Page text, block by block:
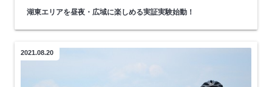
湖東エリアを昼夜・広域に楽しめる実証実験始動！
2021.08.20